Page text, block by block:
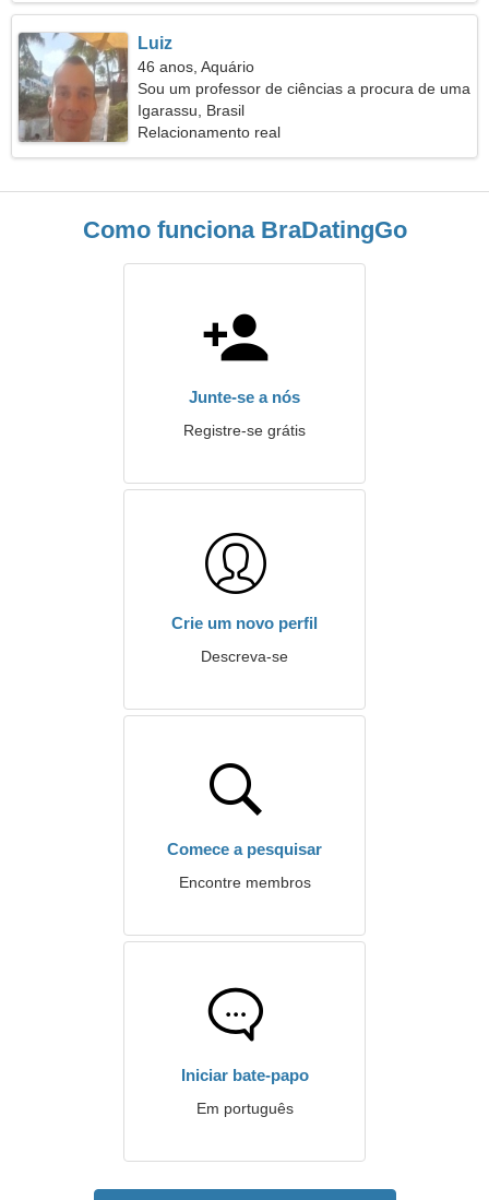
Luiz
46 anos, Aquário
Sou um professor de ciências a procura de uma
mulher enérgica
Igarassu, Brasil
Relacionamento real
Como funciona BraDatingGo
Junte-se a nós
Registre-se grátis
Crie um novo perfil
Descreva-se
Comece a pesquisar
Encontre membros
Iniciar bate-papo
Em português